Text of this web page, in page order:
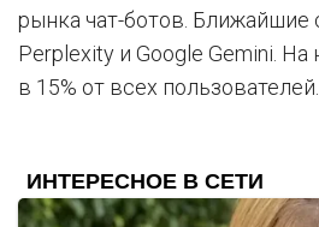
рынка чат-ботов. Ближайшие
Perplexity и Google Gemini. На
в 15% от всех пользователей.